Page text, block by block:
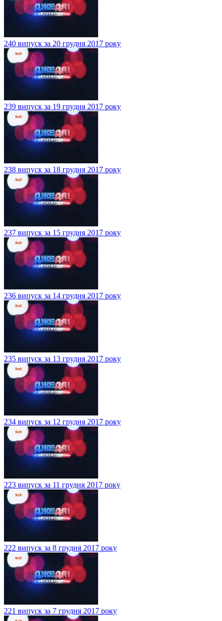
240 випуск за 20 грудня 2017 року
239 випуск за 19 грудня 2017 року
238 випуск за 18 грудня 2017 року
237 випуск за 15 грудня 2017 року
236 випуск за 14 грудня 2017 року
235 випуск за 13 грудня 2017 року
234 випуск за 12 грудня 2017 року
223 випуск за 11 грудня 2017 року
222 випуск за 8 грудня 2017 року
221 випуск за 7 грудня 2017 року